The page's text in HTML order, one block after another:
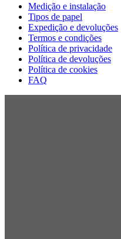
Medição e instalação
Tipos de papel
Expedição e devoluções
Termos e condições
Política de privacidade
Política de devoluções
Política de cookies
FAQ